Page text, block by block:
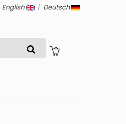
English | Deutsch